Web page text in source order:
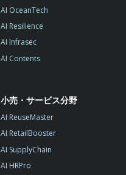
AI OceanTech
AI Resilience
AI Infrasec
AI Contents
小売・サービス分野
AI ReuseMaster
AI RetailBooster
AI SupplyChain
AI HRPro